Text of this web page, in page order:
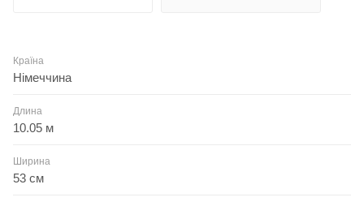
Країна
Німеччина
Длина
10.05 м
Ширина
53 см